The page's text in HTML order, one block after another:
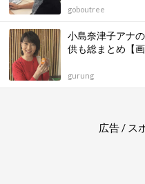
goboutree
小島奈津子アナ
供も総まとめ【
gurung
広告 / ス